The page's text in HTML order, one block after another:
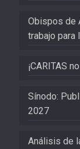
Obispos de
trabajo para
¡CARITAS
Sínodo:
2027
Análisis de